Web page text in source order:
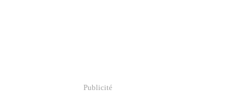
Publicité